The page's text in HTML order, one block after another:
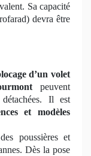
Sa capacité
devra être
d’un volet
peuvent
Il est
et modèles
poussières et
Dès la pose